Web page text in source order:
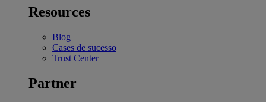
Resources
Blog
Cases de sucesso
Trust Center
Partner